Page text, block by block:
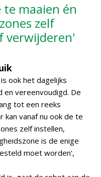
maaien én
zelf
verwijderen'
ook het dagelijks
en vereenvoudigd. De
tot een reeks
kan vanaf nu ook de te
zelf instellen,
is de enige
moet worden',